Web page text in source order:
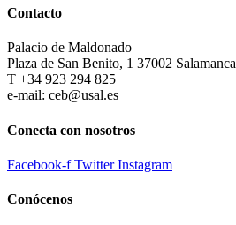
Contacto
Palacio de Maldonado
Plaza de San Benito, 1 37002 Salamanca
T +34 923 294 825
e-mail: ceb@usal.es
Conecta con nosotros
Facebook-f Twitter Instagram
Conócenos